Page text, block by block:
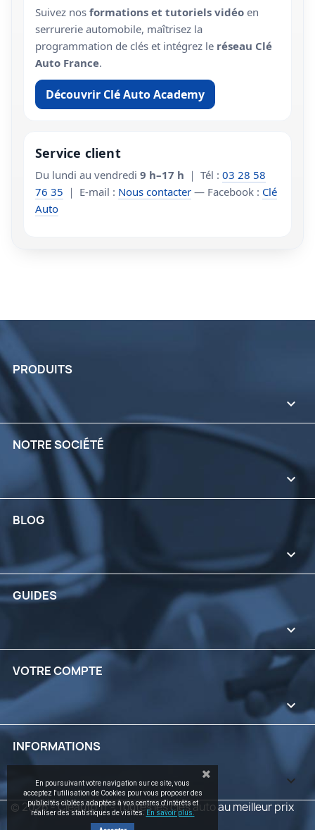
Suivez nos formations et tutoriels vidéo en
serrurerie automobile, maîtrisez la
programmation de clés et intégrez le réseau Clé
Auto France.
Découvrir Clé Auto Academy
Service client
Du lundi au vendredi 9 h–17 h ｜ Tél : 03 28 58
76 35 ｜ E-mail : Nous contacter — Facebook : Clé
Auto
PRODUITS

NOTRE SOCIÉTÉ

BLOG

GUIDES

VOTRE COMPTE

INFORMATIONS
keyboard_arrow_down
© 2026 - Cleauto.fr - Toutes les clés auto au meilleur prix
En poursuivant votre navigation sur ce site, vous
acceptez l'utilisation de Cookies pour vous proposer des
publicités ciblées adaptées à vos centres d'intérêts et
réaliser des statistiques de visites. En savoir plus.